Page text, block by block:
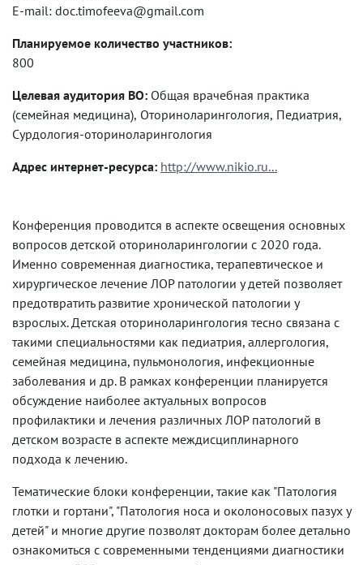
E-mail: doc.timofeeva@gmail.com
Планируемое количество участников:
800
Целевая аудитория ВО:
(семейная медицина), Оториноларингология, Педиатрия,
Сурдология-оториноларингология
Адрес интернет-ресурса: http://www.nikio.ru...
Конференция проводится в аспекте освещения основных
вопросов детской оториноларингологии с 2020 года.
Именно современная диагностика, терапевтическое и
хирургическое лечение ЛОР патологии у детей позволяет
предотвратить развитие хронической патологии у
взрослых. Детская оториноларингология тесно связана с
такими специальностями как педиатрия, аллергология,
семейная медицина, пульмонология, инфекционные
заболевания и др. В рамках конференции планируется
обсуждение наиболее актуальных вопросов
профилактики и лечения различных ЛОР патологий в
детском возрасте в аспекте междисциплинарного
подхода к лечению.
Тематические блоки конференции, такие как "Патология
глотки и гортани", "Патология носа и околоносовых пазух у
детей" и многие другие позволят докторам более детально
ознакомиться с современными тенденциями диагностики